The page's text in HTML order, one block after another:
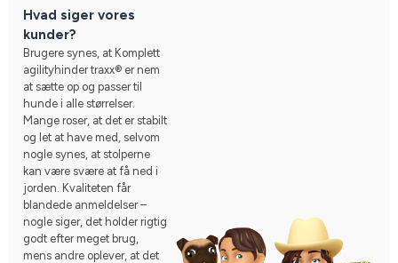
Hvad siger vores
kunder?
Brugere synes, at Komplett
agilityhinder traxx® er nem
at sætte op og passer til
hunde i alle størrelser.
Mange roser, at det er stabilt
og let at have med, selvom
nogle synes, at stolperne
kan være svære at få ned i
jorden. Kvaliteten får
blandede anmeldelser –
nogle siger, det holder rigtig
godt efter meget brug,
mens andre oplever, at det